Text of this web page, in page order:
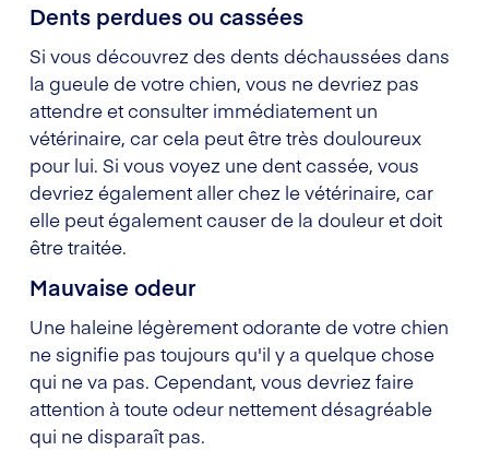
Dents perdues ou cassées
Si vous découvrez des dents déchaussées dans
la gueule de votre chien, vous ne devriez pas
attendre et consulter immédiatement un
vétérinaire, car cela peut être très douloureux
pour lui. Si vous voyez une dent cassée, vous
devriez également aller chez le vétérinaire, car
elle peut également causer de la douleur et doit
être traitée.
Mauvaise odeur
Une haleine légèrement odorante de votre chien
ne signifie pas toujours qu'il y a quelque chose
qui ne va pas. Cependant, vous devriez faire
attention à toute odeur nettement désagréable
qui ne disparaît pas.